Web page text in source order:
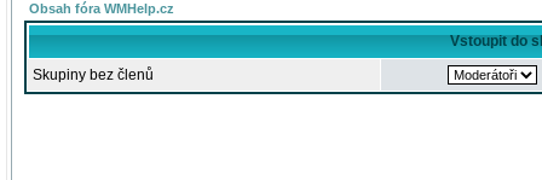
Obsah fóra WMHelp.cz
Vstoupit do
Skupiny bez členů